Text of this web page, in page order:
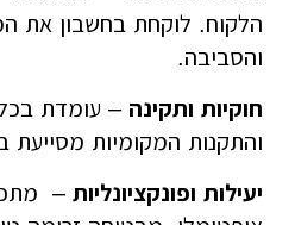
הלקוח. לוקחת בחשבון את
והסביבה.
חוקיות ותקינה – עומדת
והתקנות המקומיות מסייעת
יעילות ופונקציונליות –